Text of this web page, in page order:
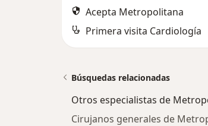
Acepta Metropolitana
Primera visita Cardiología
Búsquedas relacionadas
Otros especialistas de
Cirujanos generales de